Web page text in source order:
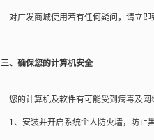
对广发商城使用若有任何疑问，请立即
三、确保您的计算机安全
您的计算机及软件有可能受到病毒及网
1、安装并开启系统个人防火墙，防止